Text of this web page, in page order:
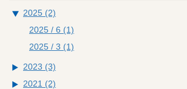
2025 (2)
2025 / 6 (1)
2025 / 3 (1)
2023 (3)
2021 (2)